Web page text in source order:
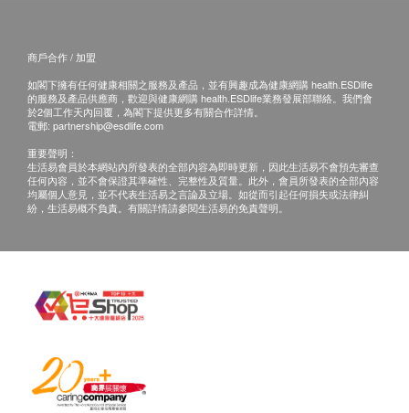
商戶合作 / 加盟
如閣下擁有任何健康相關之服務及產品，並有興趣成為健康網購 health.ESDlife
的服務及產品供應商，歡迎與健康網購 health.ESDlife業務發展部聯絡。我們會
於2個工作天內回覆，為閣下提供更多有關合作詳情。
電郵: partnership@esdlife.com
重要聲明：
生活易會員於本網站內所發表的全部內容為即時更新，因此生活易不會預先審查
任何內容，並不會保證其準確性、完整性及質量。此外，會員所發表的全部內容
均屬個人意見，並不代表生活易之言論及立場。如從而引起任何損失或法律糾
紛，生活易概不負責。有關詳情請參閱生活易的免責聲明。